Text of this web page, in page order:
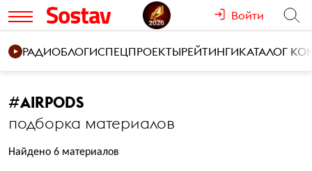
Войти
РАДИОБЛОГИСПЕЦПРОЕКТЫРЕЙТИНГИКАТАЛОГ
#AIRPODS
подборка материалов
Найдено 6 материалов